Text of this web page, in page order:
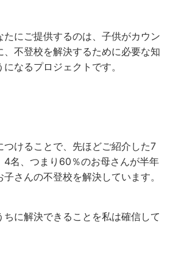
たにご提供するのは、子供がカウン
、不登校を解決するために必要な知
なるプロジェクトです。
つけることで、先ほどご紹介した7
4名、つまり60％のお母さんが半年
さんの不登校を解決しています。
に解決できることを私は確信して